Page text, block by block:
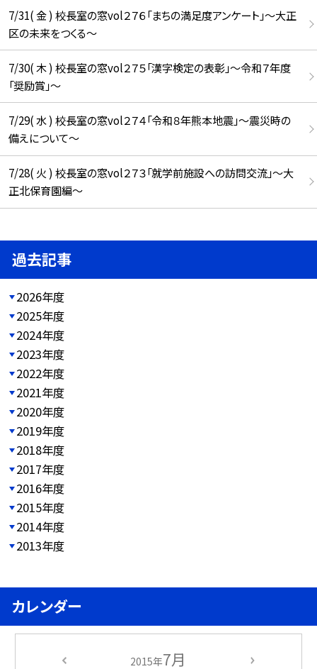
7/31( 金 ) 校長室の窓vol２７６「まちの満足度アンケート」～大正
区の未来をつくる～
7/30( 木 ) 校長室の窓vol２７５「漢字検定の表彰」～令和７年度
「奨励賞」～
7/29( 水 ) 校長室の窓vol２７４「令和８年熊本地震」～震災時の
備えについて～
7/28( 火 ) 校長室の窓vol２７３「就学前施設への訪問交流」～大
正北保育園編～
過去記事
2026年度
2025年度
2024年度
2023年度
2022年度
2021年度
2020年度
2019年度
2018年度
2017年度
2016年度
2015年度
2014年度
2013年度
カレンダー
2015年7月